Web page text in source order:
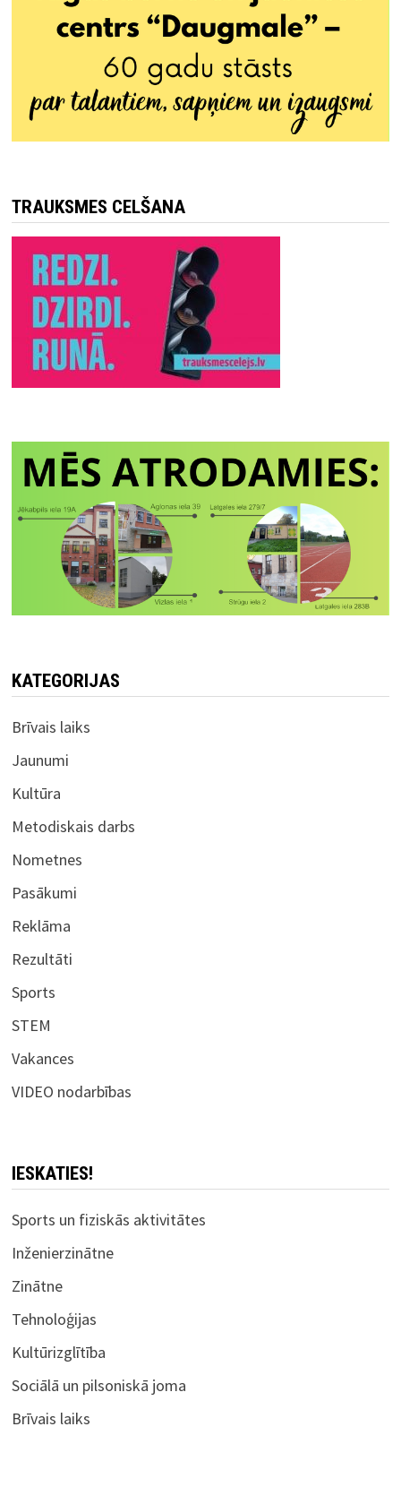
TRAUKSMES CELŠANA
KATEGORIJAS
Brīvais laiks
Jaunumi
Kultūra
Metodiskais darbs
Nometnes
Pasākumi
Reklāma
Rezultāti
Sports
STEM
Vakances
VIDEO nodarbības
IESKATIES!
Sports un fiziskās aktivitātes
Inženierzinātne
Zinātne
Tehnoloģijas
Kultūrizglītība
Sociālā un pilsoniskā joma
Brīvais laiks